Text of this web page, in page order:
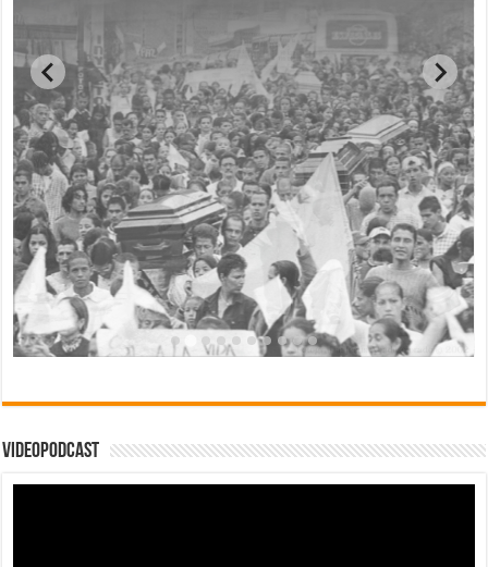
Videopodcast